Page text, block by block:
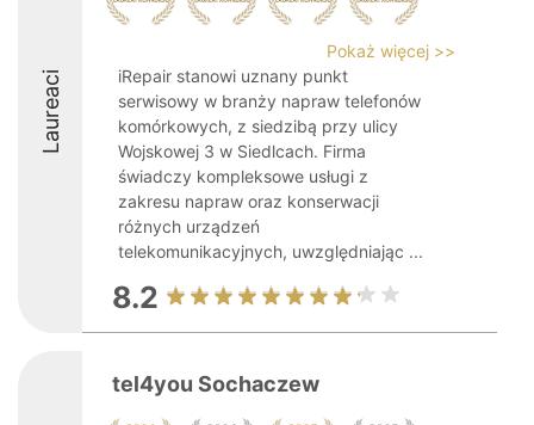
Laureaci
Pokaż więcej >>
iRepair stanowi uznany punkt
serwisowy w branży napraw telefonów
komórkowych, z siedzibą przy ulicy
Wojskowej 3 w Siedlcach. Firma
świadczy kompleksowe usługi z
zakresu napraw oraz konserwacji
różnych urządzeń
telekomunikacyjnych, uwzględniając ...
8.2
tel4you Sochaczew